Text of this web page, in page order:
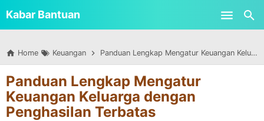
Kabar Bantuan
Home Keuangan Panduan Lengkap Mengatur Keuangan Keluarga dengan Penghasilan Terbatas
Panduan Lengkap Mengatur
Keuangan Keluarga dengan
Penghasilan Terbatas